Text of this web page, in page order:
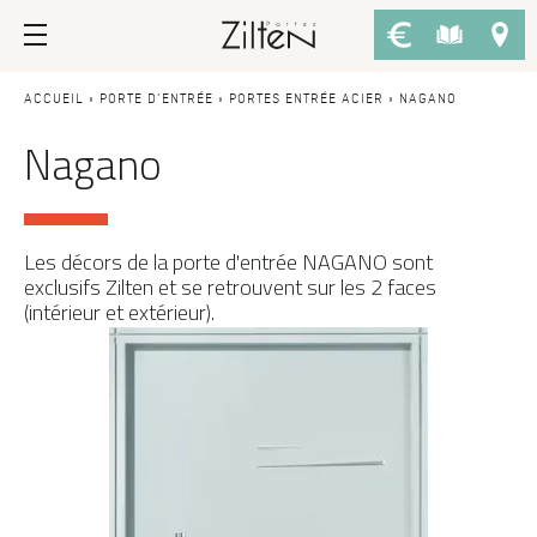
Nos portes d’entrée
PAR TYPE
Porte d’entrée
Porte de service
Porte grand trafic
Porte d'entrée sur-mesure
Portes d'entrée modernes
Conseils
LE CHOIX
Savoir-faire
Design
Inspirations
LES ATOUTS
ACCUEIL » PORTE D’ENTRÉE » PORTES ENTRÉE ACIER » NAGANO
Nagano
Les décors de la porte d'entrée NAGANO sont
exclusifs Zilten et se retrouvent sur les 2 faces
(intérieur et extérieur).